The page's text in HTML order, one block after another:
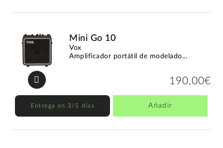
Mini Go 10
Vox
Amplificador portátil de modelado...
190,00€
Entrega en 3/5 días Añadir